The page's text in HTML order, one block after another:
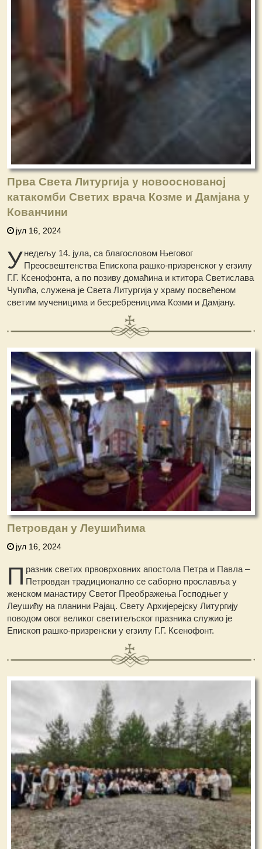
Прва Света Литургија у новооснованој
катакомби Светих врача Козме и Дамјана у
Кованчини
јул 16, 2024
Унедељу 14. јула, са благословом Његовог
Преосвештенства Епископа рашко-призренског у егзилу
Г.Г. Ксенофонта, а по позиву домаћина и ктитора Светислава
Чупића, служена је Света Литургија у храму посвећеном
светим мученицима и бесребреницима Козми и Дамјану.
Петровдан у Леушићима
јул 16, 2024
П разник светих првоврховних апостола Петра и Павла –
Петровдан традиционално се саборно прославља у
женском манастиру Светог Преображења Господњег у
Леушићу на планини Рајац. Свету Архијерејску Литургију
поводом овог великог светитељског празника служио је
Епископ рашко-призренски у егзилу Г.Г. Ксенофонт.